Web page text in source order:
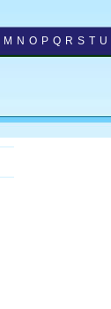
M N O P Q R S T U